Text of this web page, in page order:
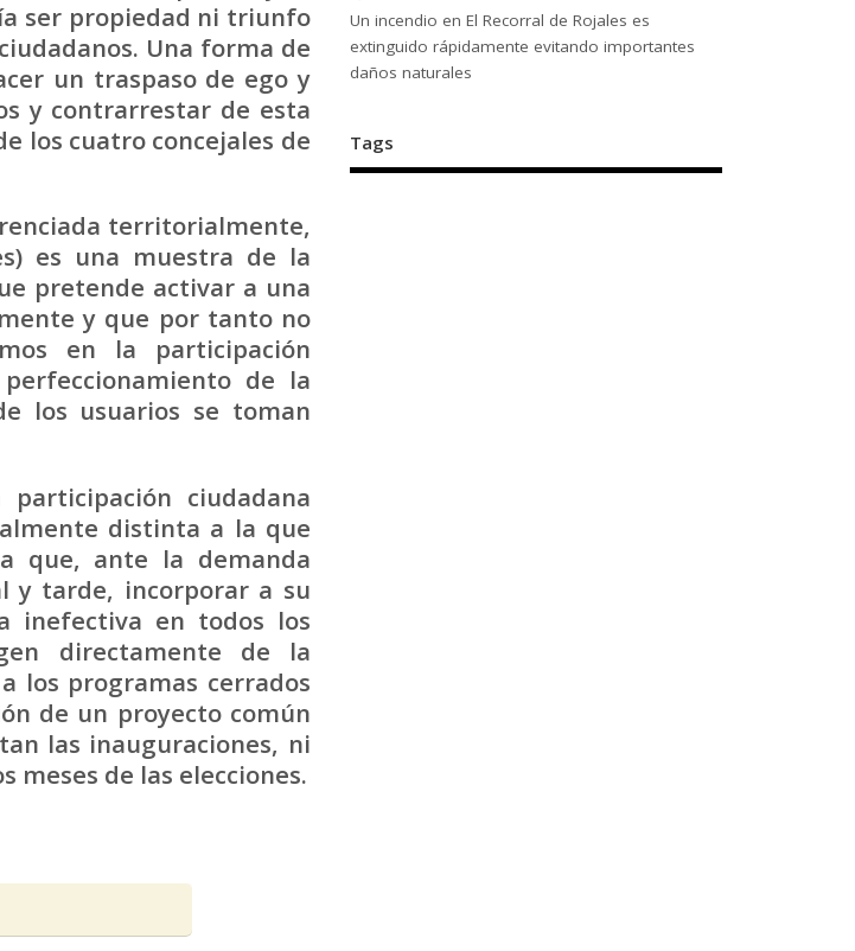
ser propiedad ni triunfo
Una forma de
un traspaso de ego y
y contrarrestar de esta
los cuatro concejales de
territorialmente,
es una muestra de la
pretende activar a una
y que por tanto no
en la participación
de la
los usuarios se toman
ciudadana
distinta a la que
que, ante la demanda
y tarde, incorporar a su
inefectiva en todos los
directamente de la
los programas cerrados
de un proyecto común
las inauguraciones, ni
meses de las elecciones.
Un incendio en El Recorral de Rojales es
extinguido rápidamente evitando importantes
daños naturales
Tags